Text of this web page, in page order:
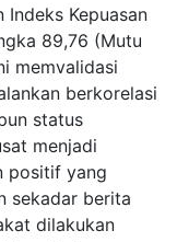
Kepuasan
89,76 (Mutu
memvalidasi
berkorelasi
status
menjadi
positif yang
sekadar berita
dilakukan